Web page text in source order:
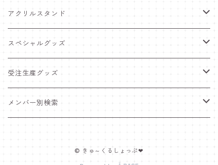
25.5 セーラー服
25.4 きゅ～くま
25新体制 衣装
25.2 メンカラ交換！メイド服
25夏 衣装
25.5 セーラー服
25.4 きゅ～くま
25新体制 衣装
アクリルスタンド
25.5 セーラー服
25.4 きゅ～くま
25新体制 衣装
スペシャルグッズ
ワンマンライブグッズ
ペンライト
受注生産グッズ
推しTシャツ
メンバー別検索
© きゅ～くるしょっぷ❤